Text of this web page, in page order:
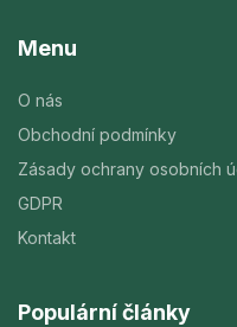
Menu
O nás
Obchodní podmínky
Zásady ochrany osobních
GDPR
Kontakt
Populární články